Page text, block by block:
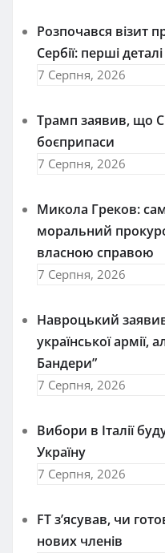
Розпочався візит
Сербії: перші деталі
7 Серпня, 2026
Трамп заявив, що
боєприпаси
7 Серпня, 2026
Микола Греков:
моральний
власною справою
7 Серпня, 2026
Навроцький
української армії,
Бандери”
7 Серпня, 2026
Вибори в Італії
Україну
7 Серпня, 2026
FT зʼясував, чи
нових членів